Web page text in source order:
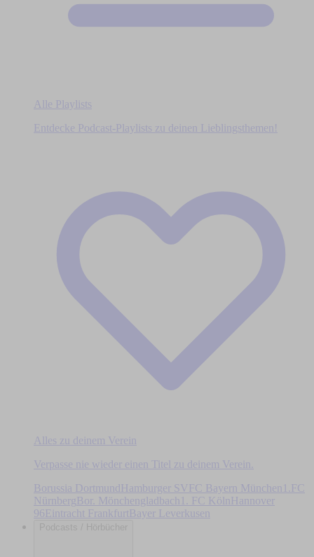
Alle Playlists
Entdecke Podcast-Playlists zu deinen Lieblingsthemen!
Alles zu deinem Verein
Verpasse nie wieder einen Titel zu deinem Verein.
Borussia DortmundHamburger SV FC Bayern München
1.FC
Nürnberg Bor. Mönchengladbach 1. FC Köln
Hannover
96Eintracht Frankfurt Bayer Leverkusen
Podcasts / Hörbücher